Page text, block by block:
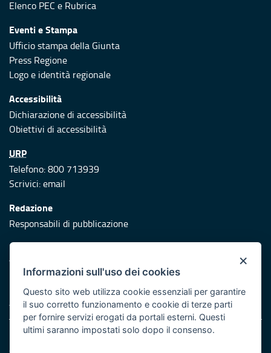
Elenco PEC e Rubrica
Eventi e Stampa
Ufficio stampa della Giunta
Press Regione
Logo e identità regionale
Accessibilità
Dichiarazione di accessibilità
Obiettivi di accessibilità
URP
Telefono: 800 713939
Scrivici:email
Redazione
Responsabili di pubblicazione
Protezione civile
Vai al sito di Protezione Civile Puglia
Iniziativa finanziata con risorse del POR Puglia 2014/2020 -
Asse XI
Note legali
×
Informazioni sull'uso dei cookies
Questo sito web utilizza cookie essenziali per garantire
il suo corretto funzionamento e cookie di terze parti
per fornire servizi erogati da portali esterni. Questi
ultimi saranno impostati solo dopo il consenso.